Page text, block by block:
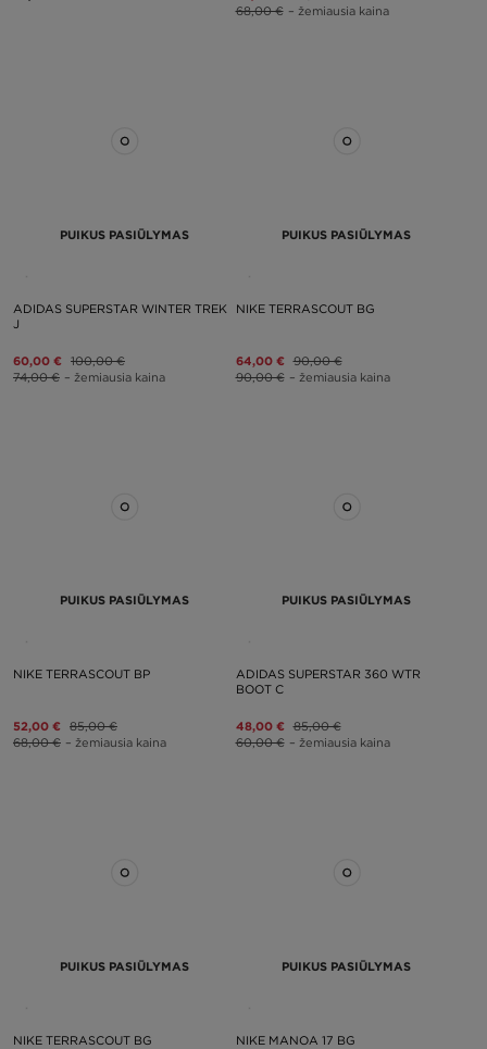
68,00 € – žemiausia kaina
PUIKUS PASIŪLYMAS
ADIDAS SUPERSTAR WINTER TREK
J
60,00 € 100,00 €
74,00 € – žemiausia kaina
PUIKUS PASIŪLYMAS
NIKE TERRASCOUT BG
64,00 € 90,00 €
90,00 € – žemiausia kaina
PUIKUS PASIŪLYMAS
NIKE TERRASCOUT BP
52,00 € 85,00 €
68,00 € – žemiausia kaina
PUIKUS PASIŪLYMAS
ADIDAS SUPERSTAR 360 WTR
BOOT C
48,00 € 85,00 €
60,00 € – žemiausia kaina
PUIKUS PASIŪLYMAS
NIKE TERRASCOUT BG
PUIKUS PASIŪLYMAS
NIKE MANOA 17 BG